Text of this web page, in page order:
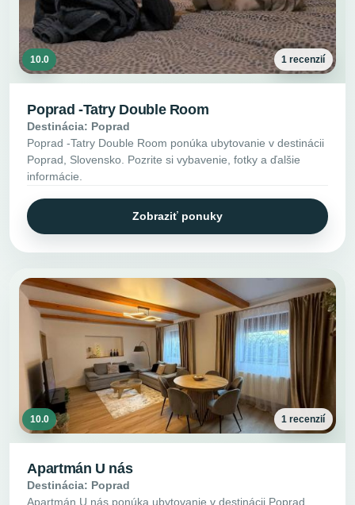
10.0 1 recenzií
Poprad -Tatry Double Room
Destinácia: Poprad
Poprad -Tatry Double Room ponúka ubytovanie v destinácii
Poprad, Slovensko. Pozrite si vybavenie, fotky a ďalšie
informácie.
Zobraziť ponuky
10.0 1 recenzií
Apartmán U nás
Destinácia: Poprad
Apartmán U nás ponúka ubytovanie v destinácii Poprad,